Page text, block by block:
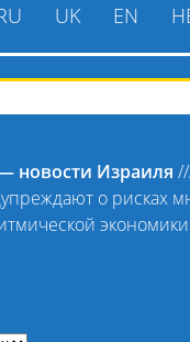
UK EN
новости Израиля
о рисках
экономики